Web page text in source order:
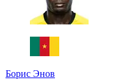
Борис Энов